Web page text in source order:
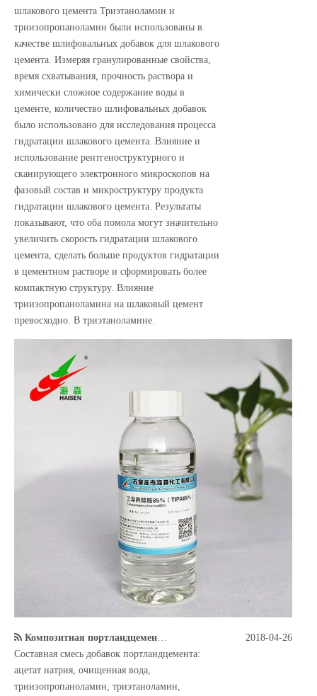
шлакового цемента Триэтаноламин и
триизопропаноламин были использованы в
качестве шлифовальных добавок для шлакового
цемента. Измеряя гранулированные свойства,
время схватывания, прочность раствора и
химически сложное содержание воды в
цементе, количество шлифовальных добавок
было использовано для исследования процесса
гидратации шлакового цемента. Влияние и
использование рентгеноструктурного и
сканирующего электронного микроскопов на
фазовый состав и микроструктуру продукта
гидратации шлакового цемента. Результаты
показывают, что оба помола могут значительно
увеличить скорость гидратации шлакового
цемента, сделать больше продуктов гидратации
в цементном растворе и сформировать более
компактную структуру. Влияние
триизопропаноламина на шлаковый цемент
превосходно. В триэтаноламине.
Композитная портландцементная добавка с формулой TIPA
Составная смесь добавок портландцемента:
ацетат натрия, очищенная вода,
триизопропаноламин, триэтаноламин,
2018-04-26